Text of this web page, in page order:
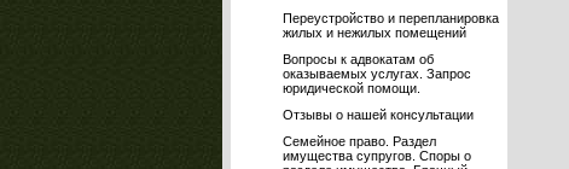
Переустройство и перепланировка
жилых и нежилых помещений
Вопросы к адвокатам об
оказываемых услугах. Запрос
юридической помощи.
Отзывы о нашей консультации
Семейное право. Раздел
имущества супругов. Споры о